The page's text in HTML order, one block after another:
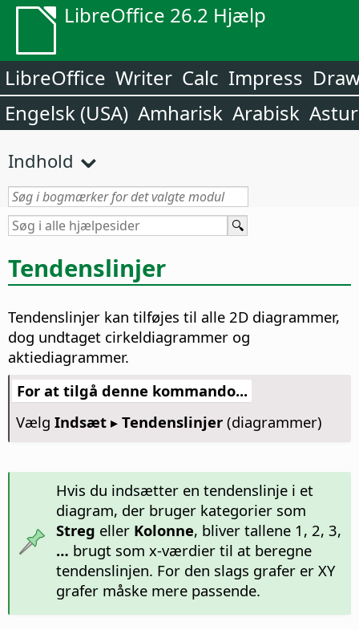
LibreOffice 26.2 Hjælp
LibreOffice Writer Calc Impress
Engelsk (USA) Amharisk Arabisk
Indhold
Tendenslinjer
Tendenslinjer kan tilføjes til alle 2D diagrammer,
dog undtaget cirkeldiagrammer og
aktiediagrammer.
For at tilgå denne kommando...
Vælg Indsæt ▸ Tendenslinjer(diagrammer)
Hvis du indsætter en tendenslinje i et
diagram, der bruger kategorier som
Streg eller Kolonne, bliver tallene 1, 2, 3,
… brugt som x-værdier til at beregne
tendenslinjen. For den slags grafer er XY
grafer måske mere passende.